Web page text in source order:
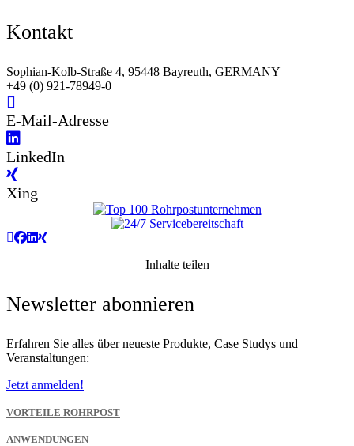
Kontakt
Sophian-Kolb-Straße 4, 95448 Bayreuth, GERMANY
+49 (0) 921-78949-0
E-Mail-Adresse
LinkedIn
Xing
Inhalte teilen
Newsletter abonnieren
Erfahren Sie alles über neueste Produkte, Case Studys und
Veranstaltungen:
Jetzt anmelden!
VORTEILE ROHRPOST
ANWENDUNGEN